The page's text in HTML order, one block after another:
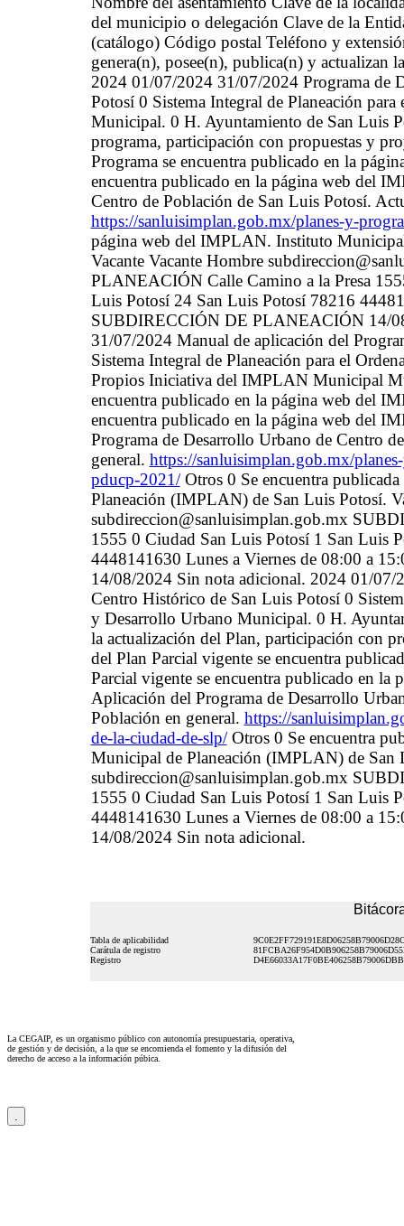
del municipio o delegación Clave de la
(catálogo) Código postal Teléfono y
genera(n), posee(n), publica(n) y actualizan
2024 01/07/2024 31/07/2024 Programa de
Potosí 0 Sistema Integral de Planeación
Municipal. 0 H. Ayuntamiento de San Luis
programa, participación con propuestas y
Programa se encuentra publicado en la
encuentra publicado en la página web del
Centro de Población de San Luis Potosí.
https://sanluisimplan.gob.mx/planes-y-
página web del IMPLAN. Instituto
Vacante Vacante Hombre
PLANEACIÓN Calle Camino a la Presa
Luis Potosí 24 San Luis Potosí 78216
SUBDIRECCIÓN DE PLANEACIÓN 14/
31/07/2024 Manual de aplicación del
Sistema Integral de Planeación para el
Propios Iniciativa del IMPLAN Municipal
encuentra publicado en la página web del
encuentra publicado en la página web del
Programa de Desarrollo Urbano de Centro
general. https://sanluisimplan.gob.mx/
pducp-2021/Otros 0 Se encuentra
Planeación (IMPLAN) de San Luis Potosí.
subdireccion@sanluisimplan.gob.mx
1555 0 Ciudad San Luis Potosí 1 San Luis
4448141630 Lunes a Viernes de 08:00 a
14/08/2024 Sin nota adicional. 2024 01/07/
Centro Histórico de San Luis Potosí 0
y Desarrollo Urbano Municipal. 0 H.
la actualización del Plan, participación con
del Plan Parcial vigente se encuentra
Parcial vigente se encuentra publicado en
Aplicación del Programa de Desarrollo
Población en general. https://
de-la-ciudad-de-slp/Otros 0 Se encuentra
Municipal de Planeación (IMPLAN) de San
subdireccion@sanluisimplan.gob.mx
1555 0 Ciudad San Luis Potosí 1 San Luis
4448141630 Lunes a Viernes de 08:00 a
14/08/2024 Sin nota adicional.
Tabla de aplicabilidad
Carátula de registro
Registro
La CEGAIP, es un organismo público con autonomía presupuestaria, operativa,
de gestión y de decisión, a la que se encomienda el fomento y la difusión del
derecho de acceso a la información púbica.